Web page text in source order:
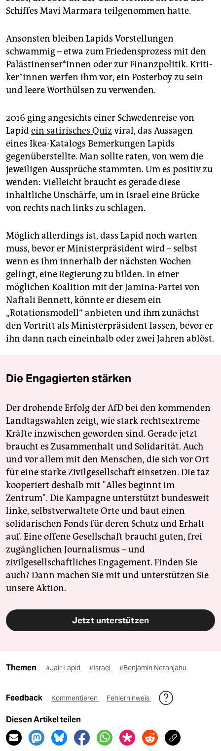
Schiffes Mavi Marmara teilgenommen hatte.
Ansonsten bleiben Lapids Vorstellungen
schwammig – etwa zum Friedensprozess mit den
Pa­läs­ti­nen­se­r*in­nen oder zur Finanzpolitik. Kri­ti­
ke­r*in­nen werfen ihm vor, ein Posterboy zu sein
und leere Worthülsen zu verwenden.
2016 ging angesichts einer Schwedenreise von
Lapidein satirisches Quiz viral, das Aussagen
eines Ikea-Katalogs Bemerkungen Lapids
gegenüberstellte. Man sollte raten, von wem die
jeweiligen Aussprüche stammten. Um es positiv zu
wenden: Vielleicht braucht es gerade diese
inhaltliche Unschärfe, um in Israel eine Brücke
von rechts nach links zu schlagen.
Möglich allerdings ist, dass Lapid noch warten
muss, bevor er Ministerpräsident wird – selbst
wenn es ihm innerhalb der nächsten Wochen
gelingt, eine Regierung zu bilden. In einer
möglichen Koalition mit der Jamina-Partei von
Naftali Bennett, könnte er diesem ein
„Rotationsmodell“ anbieten und ihm zunächst
den Vortritt als Ministerpräsident lassen, bevor er
ihn dann nach eineinhalb oder zwei Jahren ablöst.
Die Engagierten stärken
Der drohende Erfolg der AfD bei den kommenden
Landtagswahlen zeigt, wie stark rechtsextreme
Kräfte inzwischen geworden sind. Gerade jetzt
braucht es Zusammenhalt und Solidarität. Auch
und vor allem mit den Menschen, die sich vor Ort
für eine starke Zivilgesellschaft einsetzen. Die taz
kooperiert deshalb mit "Alles beginnt im
Zentrum". Die Kampagne unterstützt bundesweit
linke, selbstverwaltete Orte und baut einen
solidarischen Fonds für deren Schutz und Erhalt
auf. Eine offene Gesellschaft braucht guten, frei
zugänglichen Journalismus – und
zivilgesellschaftliches Engagement. Finden Sie
auch? Dann machen Sie mit und unterstützen Sie
unsere Aktion.
Jetzt unterstützen
Themen #Jair Lapid #Israel #Benjamin Netanjahu
Feedback Kommentieren Fehlerhinweis
Diesen Artikel teilen